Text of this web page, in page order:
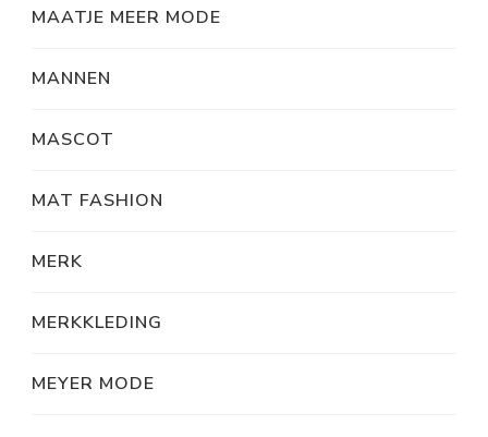
MAATJE MEER MODE
MANNEN
MASCOT
MAT FASHION
MERK
MERKKLEDING
MEYER MODE